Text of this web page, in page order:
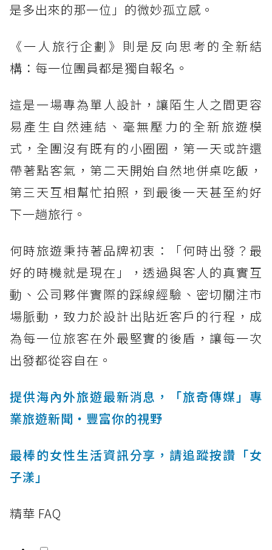
是多出來的那一位」的微妙孤立感。
《一人旅行企劃》則是反向思考的全新結
構：每一位團員都是獨自報名。
這是一場專為單人設計，讓陌生人之間更容
易產生自然連結、毫無壓力的全新旅遊模
式，全團沒有既有的小圈圈，第一天或許還
帶著點客氣，第二天開始自然地併桌吃飯，
第三天互相幫忙拍照，到最後一天甚至約好
下一趟旅行。
何時旅遊秉持著品牌初衷：「何時出發？最
好的時機就是現在」，透過與客人的真實互
動、公司夥伴實際的踩線經驗、密切關注市
場脈動，致力於設計出貼近客戶的行程，成
為每一位旅客在外最堅實的後盾，讓每一次
出發都從容自在。
提供海內外旅遊最新消息，「旅奇傳媒」專
業旅遊新聞‧豐富你的視野
最棒的女性生活資訊分享，請追蹤按讚「女
子漾」
精華 FAQ